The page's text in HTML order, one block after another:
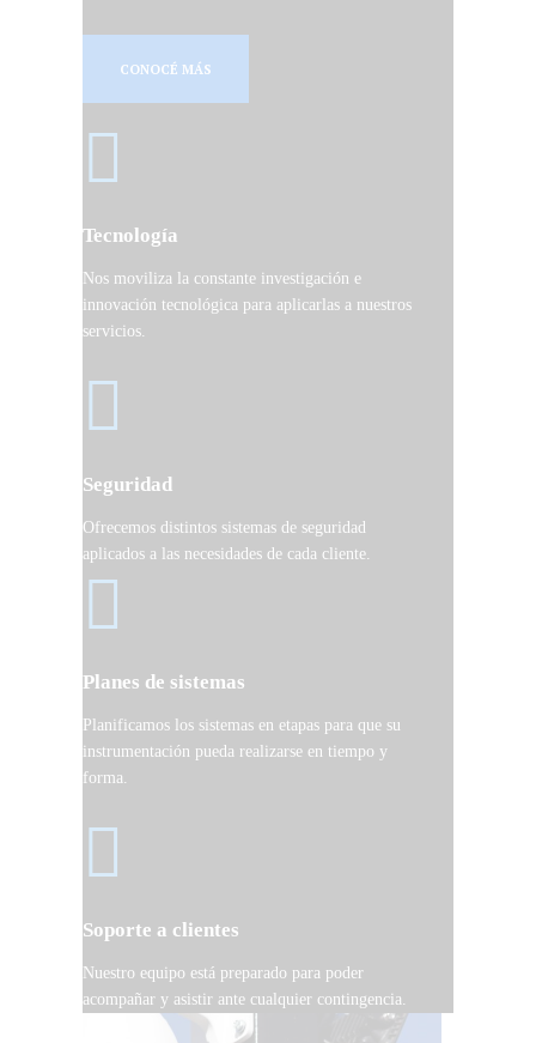
CONOCÉ MÁS
Tecnología
Nos moviliza la constante investigación e
innovación tecnológica para aplicarlas a nuestros
servicios.
Seguridad
Ofrecemos distintos sistemas de seguridad
aplicados a las necesidades de cada cliente.
Planes de sistemas
Planificamos los sistemas en etapas para que su
instrumentación pueda realizarse en tiempo y
forma.
Soporte a clientes
Nuestro equipo está preparado para poder
acompañar y asistir ante cualquier contingencia.